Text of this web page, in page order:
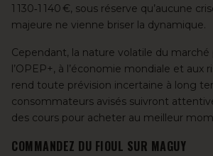
1 130‑1 140 €, sous réserve qu’aucune
majeure ne vienne briser la dynamique.
Cependant, la nature volatile du marché
l’OPEP+, à l’économie mondiale et aux
rend toute prévision incertaine à long
consommateurs avisés suivront
des cours pour acheter au meilleur
COMMANDEZ DU FIOUL SUR MAGUY